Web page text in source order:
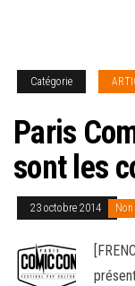
Catégorie
Paris
sont les
23 octobre 2014 Non